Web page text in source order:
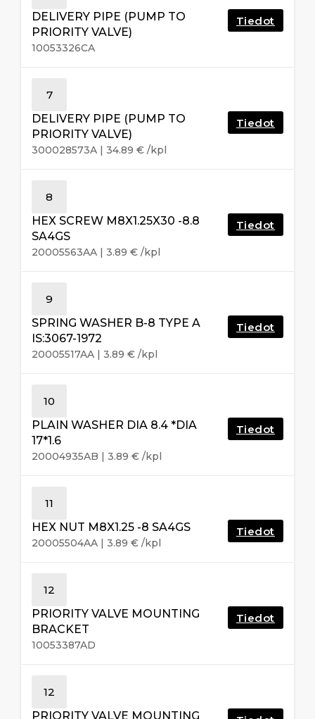
DELIVERY PIPE (PUMP TO
PRIORITY VALVE)
10053326CA
Tiedot
7
DELIVERY PIPE (PUMP TO
PRIORITY VALVE)
300028573A | 34.89 € /kpl
Tiedot
8
HEX SCREW M8X1.25X30 -8.8
SA4GS
20005563AA | 3.89 € /kpl
Tiedot
9
SPRING WASHER B-8 TYPE A
IS:3067-1972
20005517AA | 3.89 € /kpl
Tiedot
10
PLAIN WASHER DIA 8.4 *DIA
17*1.6
20004935AB | 3.89 € /kpl
Tiedot
11
HEX NUT M8X1.25 -8 SA4GS
20005504AA | 3.89 € /kpl
Tiedot
12
PRIORITY VALVE MOUNTING
BRACKET
10053387AD
Tiedot
12
PRIORITY VALVE MOUNTING